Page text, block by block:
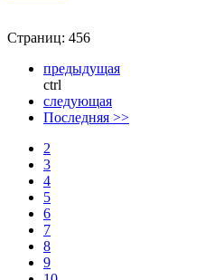
Страниц: 456
предыдущая
ctrl
следующая
Последняя >>
2
3
4
5
6
7
8
9